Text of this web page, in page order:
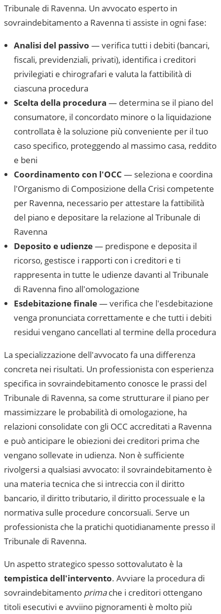
Tribunale di Ravenna. Un avvocato esperto in
sovraindebitamento a Ravenna ti assiste in ogni fase:
Analisi del passivo — verifica tutti i debiti (bancari,
fiscali, previdenziali, privati), identifica i creditori
privilegiati e chirografari e valuta la fattibilità di
ciascuna procedura
Scelta della procedura — determina se il piano del
consumatore, il concordato minore o la liquidazione
controllata è la soluzione più conveniente per il tuo
caso specifico, proteggendo al massimo casa, reddito
e beni
Coordinamento con l'OCC — seleziona e coordina
l'Organismo di Composizione della Crisi competente
per Ravenna, necessario per attestare la fattibilità
del piano e depositare la relazione al Tribunale di
Ravenna
Deposito e udienze— predispone e deposita il
ricorso, gestisce i rapporti con i creditori e ti
rappresenta in tutte le udienze davanti al Tribunale
di Ravenna fino all'omologazione
Esdebitazione finale— verifica che l'esdebitazione
venga pronunciata correttamente e che tutti i debiti
residui vengano cancellati al termine della procedura
La specializzazione dell'avvocato fa una differenza
concreta nei risultati. Un professionista con esperienza
specifica in sovraindebitamento conosce le prassi del
Tribunale di Ravenna, sa come strutturare il piano per
massimizzare le probabilità di omologazione, ha
relazioni consolidate con gli OCC accreditati a Ravenna
e può anticipare le obiezioni dei creditori prima che
vengano sollevate in udienza. Non è sufficiente
rivolgersi a qualsiasi avvocato: il sovraindebitamento è
una materia tecnica che si intreccia con il diritto
bancario, il diritto tributario, il diritto processuale e la
normativa sulle procedure concorsuali. Serve un
professionista che la pratichi quotidianamente presso il
Tribunale di Ravenna.
Un aspetto strategico spesso sottovalutato è la
tempistica dell'intervento. Avviare la procedura di
sovraindebitamento primache i creditori ottengano
titoli esecutivi e avviino pignoramenti è molto più